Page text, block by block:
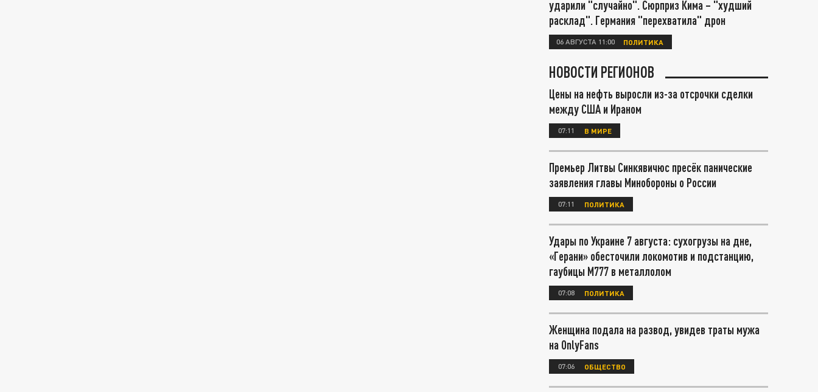
ударили "случайно". Сюрприз Кима – "худший
расклад". Германия "перехватила" дрон
06 АВГУСТА 11:00 ПОЛИТИКА
НОВОСТИ РЕГИОНОВ
Цены на нефть выросли из-за отсрочки сделки
между США и Ираном
07:11 В МИРЕ
Премьер Литвы Синкявичюс пресёк панические
заявления главы Минобороны о России
07:11 ПОЛИТИКА
Удары по Украине 7 августа: сухогрузы на дне,
«Герани» обесточили локомотив и подстанцию,
гаубицы М777 в металлолом
07:08 ПОЛИТИКА
Женщина подала на развод, увидев траты мужа
на OnlyFans
07:06 ОБЩЕСТВО